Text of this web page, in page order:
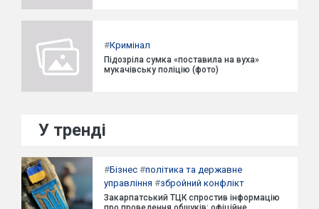
#Кримінал
Підозріла сумка «поставила на вуха»
мукачівську поліцію (фото)
У тренді
#Бізнес #політика та державне
управління #збройний конфлікт
Закарпатський ТЦК спростив інформацію